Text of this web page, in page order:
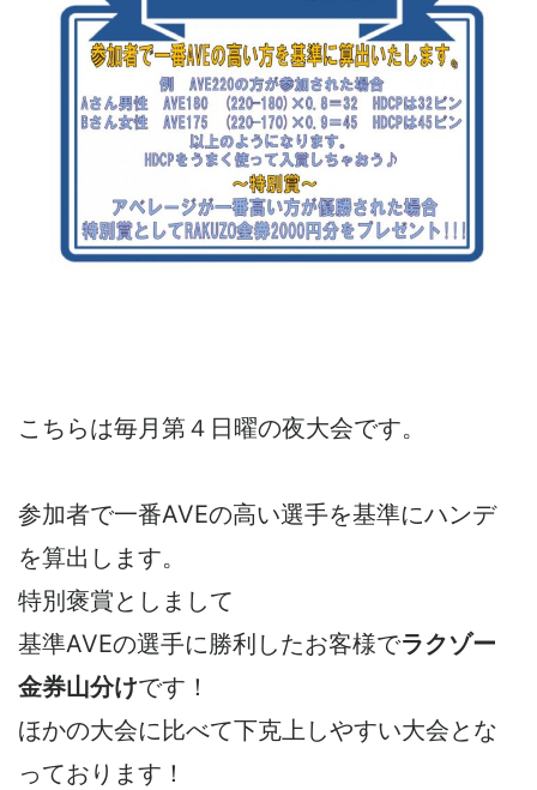
こちらは毎月第４日曜の夜大会です。
参加者で一番AVEの高い選手を基準にハンデ
を算出します。
特別褒賞としまして
基準AVEの選手に勝利したお客様でラクゾー
金券山分けです！
ほかの大会に比べて下克上しやすい大会とな
っております！